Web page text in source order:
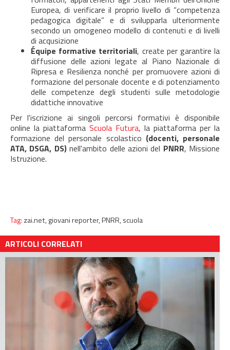
Europea, di verificare il proprio livello di “competenza
pedagogica digitale” e di svilupparla ulteriormente
secondo un omogeneo modello di contenuti e di livelli
di acqusizione
Équipe formative territoriali, create per garantire la
diffusione delle azioni legate al Piano Nazionale di
Ripresa e Resilienza nonché per promuovere azioni di
formazione del personale docente e di potenziamento
delle competenze degli studenti sulle metodologie
didattiche innovative
Per l'iscrizione ai singoli percorsi formativi è disponibile
online la piattaforma Scuola Futura, la piattaforma per la
formazione del personale scolastico (docenti, personale
ATA, DSGA, DS)nell'ambito delle azioni del PNRR, Missione
Istruzione.
Tag: zai.net,giovani reporter,PNRR,scuola
ARTICOLI CORRELATI